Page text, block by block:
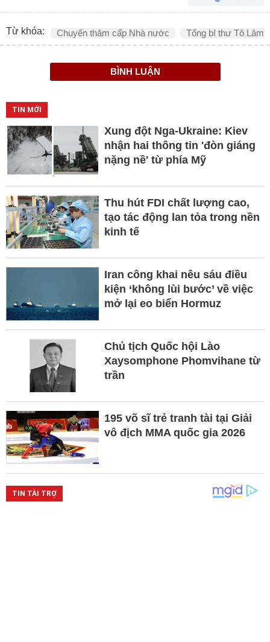
Từ khóa: Chuyến thăm cấp Nhà nước Tổng bí thư Tô Lâm
BÌNH LUẬN
TIN MỚI
Xung đột Nga-Ukraine: Kiev
nhận hai thông tin 'đòn giáng
nặng nề' từ phía Mỹ
Thu hút FDI chất lượng cao,
tạo tác động lan tỏa trong nền
kinh tế
Iran công khai nêu sáu điều
kiện ‘không lùi bước’ về việc
mở lại eo biển Hormuz
Chủ tịch Quốc hội Lào
Xaysomphone Phomvihane từ
trần
195 võ sĩ trẻ tranh tài tại Giải
vô địch MMA quốc gia 2026